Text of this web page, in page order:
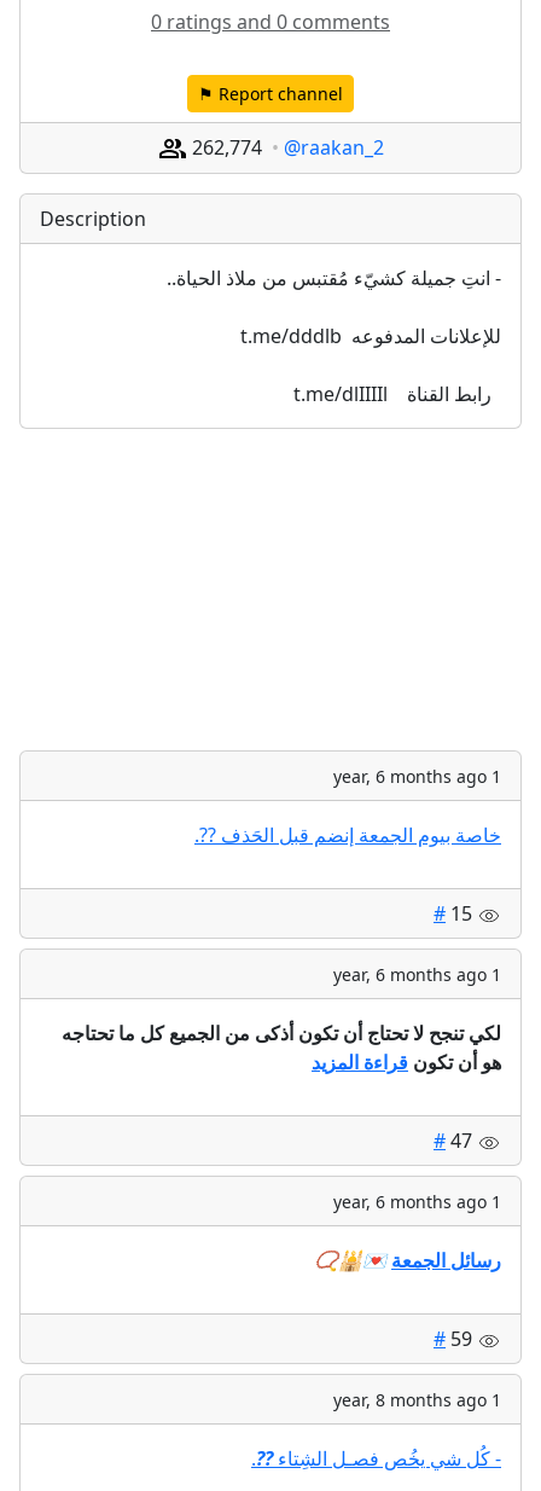
0 ratings and 0 comments
⚑ Report channel
262,774 @raakan_2
Description
- انتِ جميلة كشيّء مُقتبس من ملاذ الحياة..
للإعلانات المدفوعه  t.me/dddlb
1 year, 6 months ago
خاصة بيوم الجمعة إنضم قبل الحَذف ??.
#
1 year, 6 months ago
لكي تنجح لا تحتاج أن تكون أذكى من الجميع كل ما تحتاجه
هو أن تكون قراءة المزيد
#
1 year, 6 months ago
رسائل الجمعة 💌
🕌
📿
#
1 year, 8 months ago
- كُل شي يخُص فصـل الشِتاء?
?
.